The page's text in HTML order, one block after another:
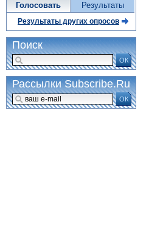
Голосовать Результаты
Результаты других опросов
Поиск
ОК
Рассылки Subscribe.Ru
ОК